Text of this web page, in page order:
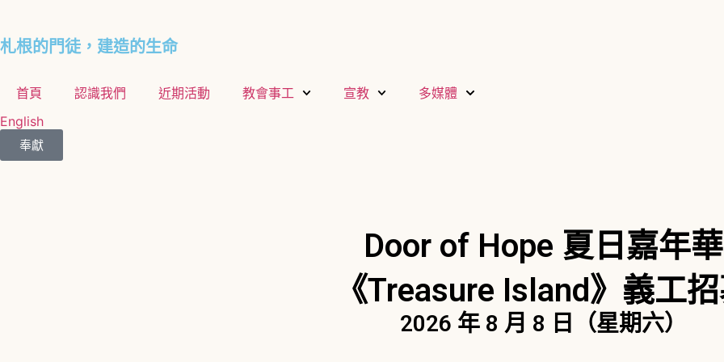
札根的門徒，建造的生命
首頁 認識我們 近期活動 教會事工 宣教
多媒體
English
奉獻
Door of Hope 夏日嘉年華
《Treasure Island》義工
2026 年 8 月 8 日（星期六）